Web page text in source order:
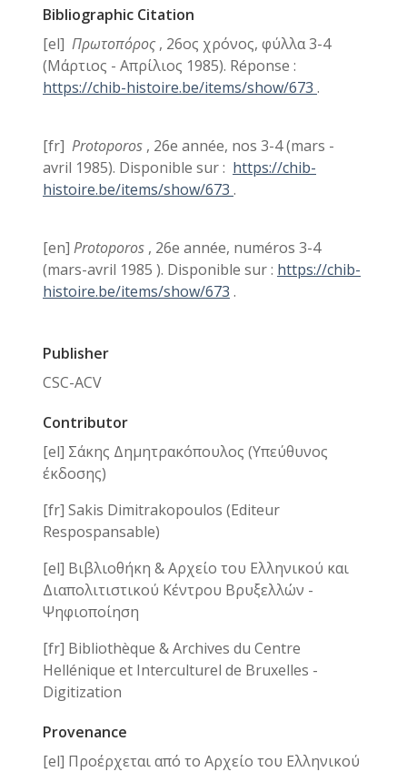
Bibliographic Citation
[el] Πρωτοπόρος, 26ος χρόνος, φύλλα 3-4
(Μάρτιος - Απρίλιος 1985). Réponse :
https://chib-histoire.be/items/show/673 .
[fr] Protoporos , 26e année, nos 3-4 (mars -
avril 1985). Disponible sur : https://chib-
histoire.be/items/show/673 .
[en] Protoporos , 26e année, numéros 3-4
(mars-avril 1985 ). Disponible sur : https://chib-
histoire.be/items/show/673 .
Publisher
CSC-ACV
Contributor
[el] Σάκης Δημητρακόπουλος (Υπεύθυνος
έκδοσης)
[fr] Sakis Dimitrakopoulos (Editeur
Respospansable)
[el] Βιβλιοθήκη & Αρχείο του Ελληνικού και
Διαπολιτιστικού Κέντρου Βρυξελλών -
Ψηφιοποίηση
[fr] Bibliothèque & Archives du Centre
Hellénique et Interculturel de Bruxelles -
Digitization
Provenance
[el] Προέρχεται από το Αρχείο του Ελληνικού